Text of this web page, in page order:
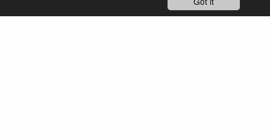
RS24-TRIAIR2 R METRIC